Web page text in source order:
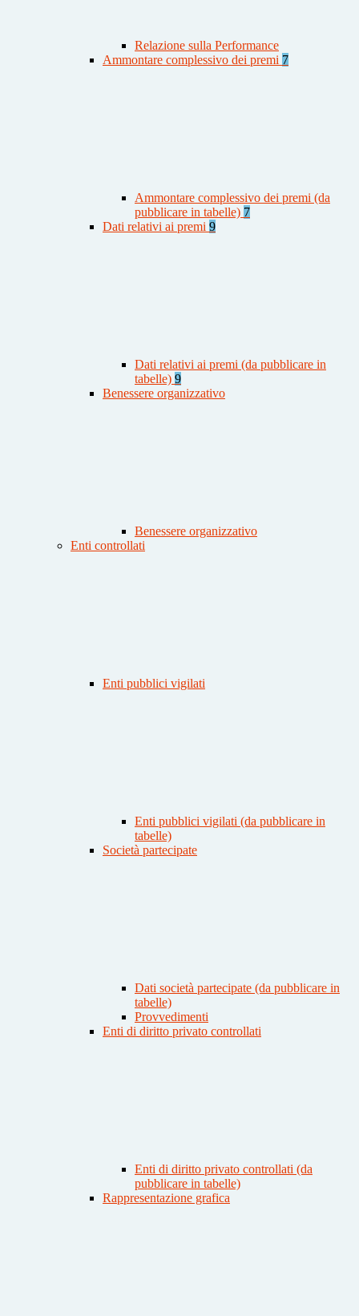
Relazione sulla Performance
Ammontare complessivo dei premi 7
Ammontare complessivo dei premi (da
pubblicare in tabelle) 7
Dati relativi ai premi 9
Dati relativi ai premi (da pubblicare in
tabelle) 9
Benessere organizzativo
Benessere organizzativo
Enti controllati
Enti pubblici vigilati
Enti pubblici vigilati (da pubblicare in
tabelle)
Società partecipate
Dati società partecipate (da pubblicare in
tabelle)
Provvedimenti
Enti di diritto privato controllati
Enti di diritto privato controllati (da
pubblicare in tabelle)
Rappresentazione grafica